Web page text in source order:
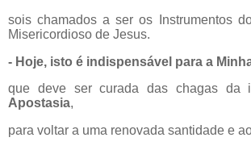
sois chamados a ser os Instrumentos
Misericordioso de Jesus.
- Hoje, isto é indispensável para a
que deve ser curada das chagas da
Apostasia,
para voltar a uma renovada santidade e